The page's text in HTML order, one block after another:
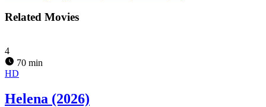
Related Movies
4
70 min
HD
Helena (2026)